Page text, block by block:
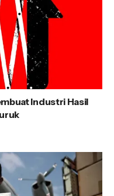
Industri Hasil